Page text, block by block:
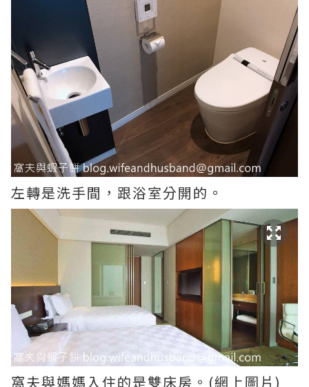
左轉是洗手間，跟浴室分開的。
窩夫與媽媽入住的是雙床房。(網上圖片)